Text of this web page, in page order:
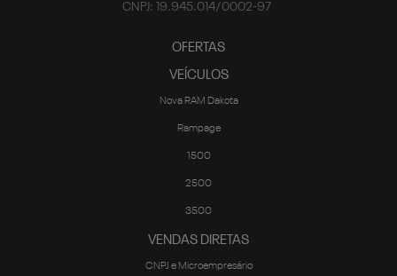
CNPJ: 19.945.014/0002-97
OFERTAS
VEÍCULOS
Nova RAM Dakota
Rampage
1500
2500
3500
VENDAS DIRETAS
CNPJ e Microempresário